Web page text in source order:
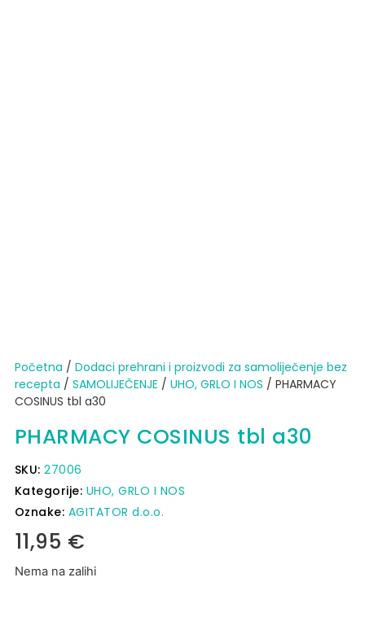
Početna / Dodaci prehrani i proizvodi za samoliječenje bez
recepta / SAMOLIJEČENJE / UHO, GRLO I NOS / PHARMACY
COSINUS tbl a30
PHARMACY COSINUS tbl a30
SKU:27006
Kategorije: UHO, GRLO I NOS
Oznake: AGITATOR d.o.o.
11,95 €
Nema na zalihi